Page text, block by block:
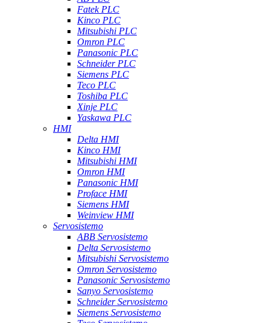
Fatek PLC
Kinco PLC
Mitsubishi PLC
Omron PLC
Panasonic PLC
Schneider PLC
Siemens PLC
Teco PLC
Toshiba PLC
Xinje PLC
Yaskawa PLC
HMI
Delta HMI
Kinco HMI
Mitsubishi HMI
Omron HMI
Panasonic HMI
Proface HMI
Siemens HMI
Weinview HMI
Servosistemo
ABB Servosistemo
Delta Servosistemo
Mitsubishi Servosistemo
Omron Servosistemo
Panasonic Servosistemo
Sanyo Servosistemo
Schneider Servosistemo
Siemens Servosistemo